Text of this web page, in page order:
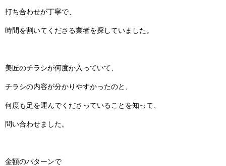
打ち合わせが丁寧で、
時間を割いてくださる業者を探していました。
美匠のチラシが何度か入っていて、
チラシの内容が分かりやすかったのと、
何度も足を運んでくださっていることを知って、
問い合わせました。
金額のパターンで